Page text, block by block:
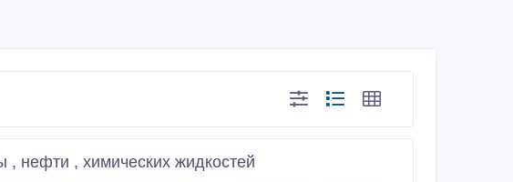
нефти , химических жидкостей